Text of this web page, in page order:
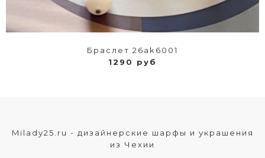
Браслет 26ak6001
1290 руб
Milady25.ru - дизайнерские шарфы и украшения
из Чехии